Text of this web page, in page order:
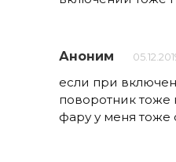
Аноним
если при
поворотник тоже
фару у меня тоже